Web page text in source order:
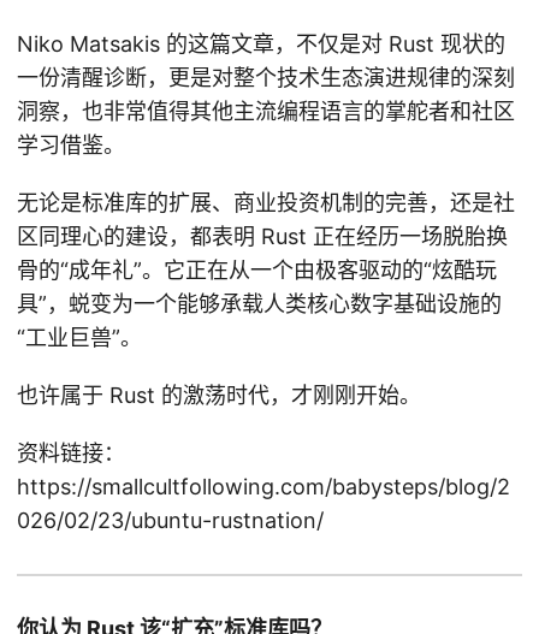
Niko Matsakis 的这篇文章，不仅是对 Rust 现状的
一份清醒诊断，更是对整个技术生态演进规律的深刻
洞察，也非常值得其他主流编程语言的掌舵者和社区
学习借鉴。
无论是标准库的扩展、商业投资机制的完善，还是社
区同理心的建设，都表明 Rust 正在经历一场脱胎换
骨的“成年礼”。它正在从一个由极客驱动的“炫酷玩
具”，蜕变为一个能够承载人类核心数字基础设施的
“工业巨兽”。
也许属于 Rust 的激荡时代，才刚刚开始。
资料链接：
https://smallcultfollowing.com/babysteps/blog/2
026/02/23/ubuntu-rustnation/
你认为 Rust 该“扩充”标准库吗？